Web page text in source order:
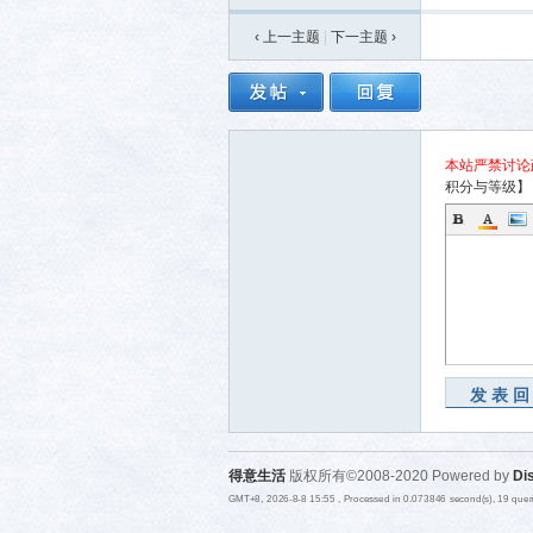
‹ 上一主题 下一主题 ›
本站严禁讨
积分与等级】
发表
得意生活 版权所有©2008-2020 Powered by
GMT+8, 2026-8-8 15:55 , Processed in 0.073846 second(s), 19